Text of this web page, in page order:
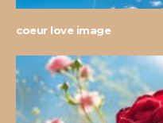
coeur love image